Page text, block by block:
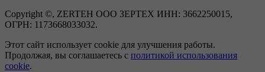
Copyright ©, ZERTEH ООО ЗЕРТЕХ ИНН: 3662250015,
ОГРН: 1173668033032.
Этот сайт использует cookie для улучшения работы.
Продолжая, вы соглашаетесь с политикой использования
cookie.